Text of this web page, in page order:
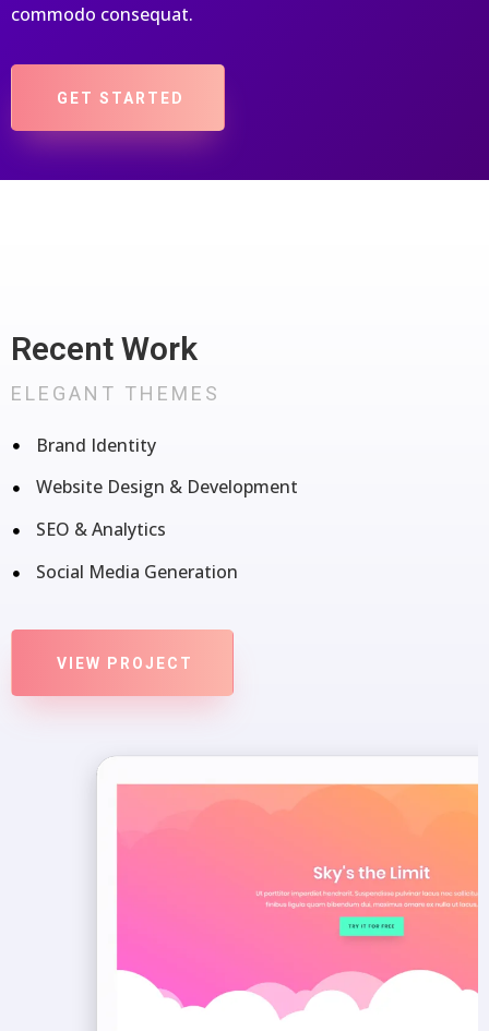
commodo consequat.
GET STARTED
Recent Work
ELEGANT THEMES
Brand Identity
Website Design & Development
SEO & Analytics
Social Media Generation
VIEW PROJECT